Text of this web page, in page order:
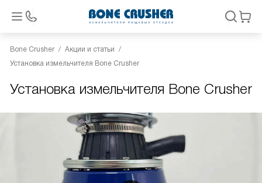
Bone Crusher
Акции и статьи
Установка измельчителя Bone Crusher
Установка измельчителя Bone Crusher